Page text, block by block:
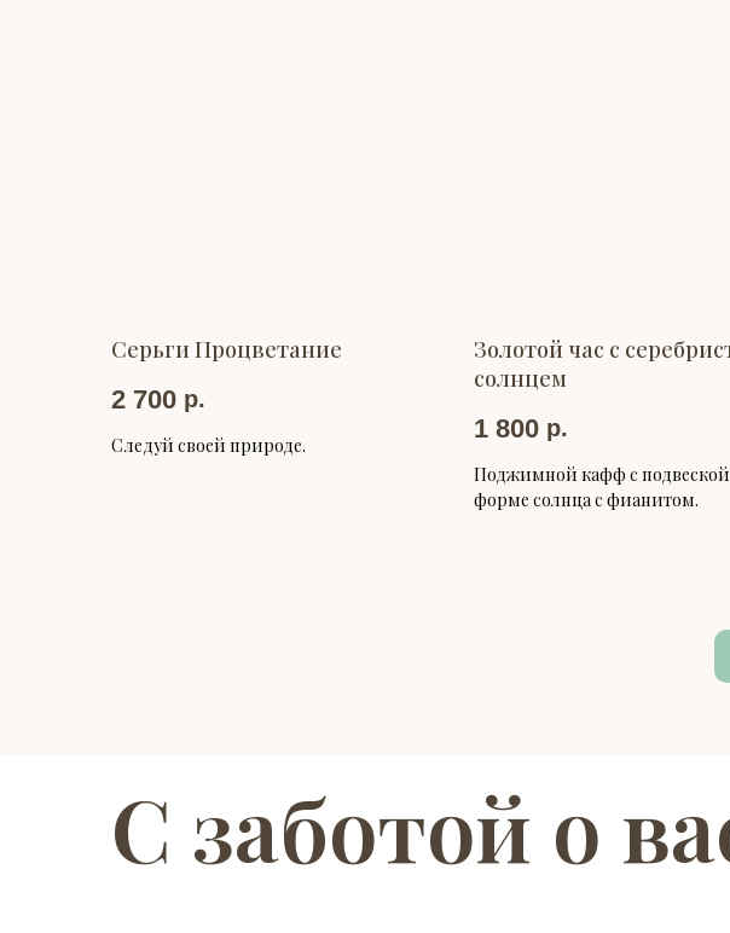
Серьги Процветание
2 700 р.
Следуй своей природе.
Золотой час с
солнцем
1 800 р.
Поджимной кафф с
форме солнца с фианитом.
С заботой о